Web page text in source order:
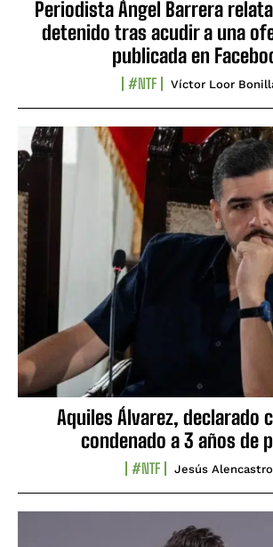
Periodista Ángel Barrera
detenido tras acudir a una
publicada en
#NTF Víctor Loor
Aquiles Álvarez, declarado
condenado a 3 años de
#NTF Jesús Alencastro